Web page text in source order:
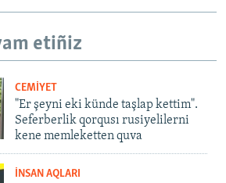
etiñiz
CEMİYET
"Er şeyni eki künde taşlap kettim".
Seferberlik qorqusı rusiyelilerni
kene memleketten quva
İNSAN AQLARI